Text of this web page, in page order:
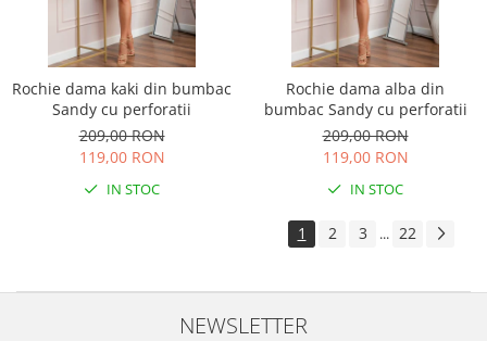
Rochie dama kaki din bumbac
Sandy cu perforatii
209,00 RON
119,00 RON
IN STOC
Rochie dama alba din
bumbac Sandy cu perforatii
209,00 RON
119,00 RON
IN STOC
1 2 3 ... 22
NEWSLETTER